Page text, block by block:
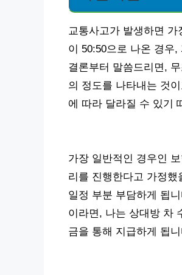
교통사고가 발생하면
이 50:50으로 나온 경우
결론부터 말씀드리면,
의 정도를 나타내는 것
에 따라 달라질 수 있기
가장 일반적인 경우인
리를 진행한다고 가정
일정 부분 부담하게 됩
이라면, 나는 상대방 차
금을 통해 지급하게 됩